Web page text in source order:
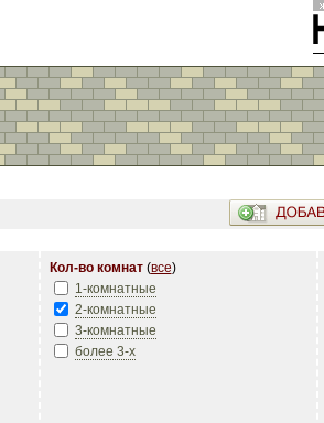
Кол-во комнат(все)
1-комнатные
2-комнатные
3-комнатные
более 3-х